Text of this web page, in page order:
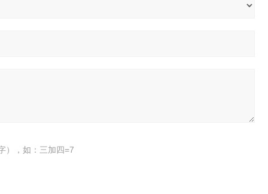
），如：三加四=7